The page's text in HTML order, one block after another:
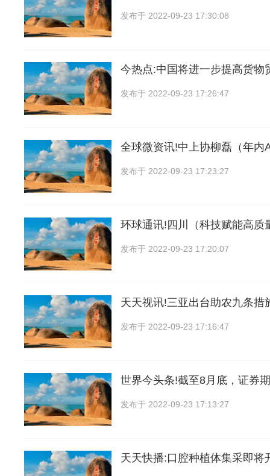
发布于 2022-09-23 17:30:08
今热点:中国将进一步提高货物
发布于 2022-09-23 17:26:47
全球微资讯!中上协柳磊（年内
发布于 2022-09-23 17:23:27
环球通讯!四川（科技赋能高质
发布于 2022-09-23 17:20:07
天天视讯!三亚出台助农九条措
发布于 2022-09-23 17:16:47
世界今头条!截至8月底，证券
发布于 2022-09-23 17:13:27
天天快播:口腔种植体集采即将